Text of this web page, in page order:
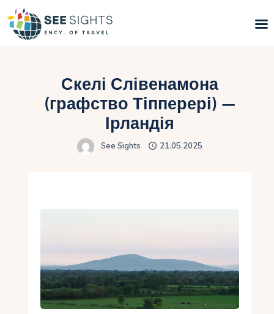
Гарячі тури
Контакти
Укр
Скелі Слівенамона
(графство Тіпперері) —
Ірландія
See Sights 21.05.2025